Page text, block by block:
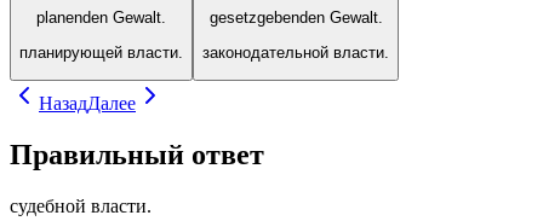
planenden Gewalt.
планирующей власти.
gesetzgebenden Gewalt.
законодательной власти.
НазадДалее
Правильный ответ
судебной власти.